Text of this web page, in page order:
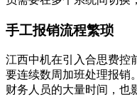
手工报销流程繁琐
江西中机在引入合思费控
要连续数周加班处理报销
财务人员的大量时间，也